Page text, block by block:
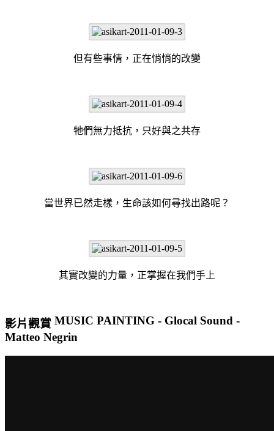
但有些事情，正在悄悄的改變
牠們無力抵抗，只好與之共存
當世界已然走樣，生命該如何尋找出路呢？
其實改變的力量，正掌握在我們手上
影片觀賞 MUSIC PAINTING - Glocal Sound -
Matteo Negrin